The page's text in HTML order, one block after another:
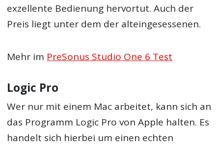
exzellente Bedienung hervortut. Auch der
Preis liegt unter dem der alteingesessenen.
Mehr im PreSonus Studio One 6 Test
Logic Pro
Wer nur mit einem Mac arbeitet, kann sich an
das Programm Logic Pro von Apple halten. Es
handelt sich hierbei um einen echten